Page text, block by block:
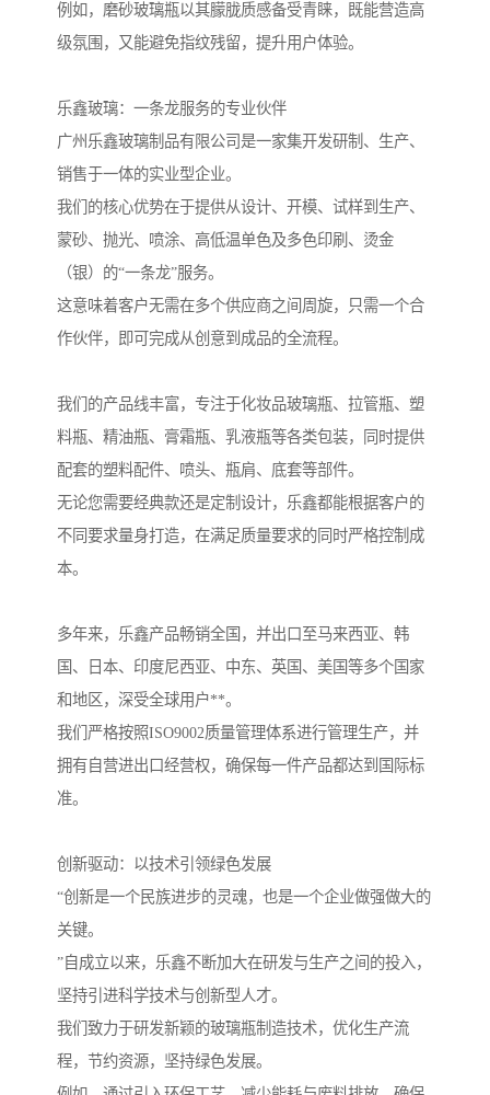
例如，磨砂玻璃瓶以其朦胧质感备受青睐，既能营造高
级氛围，又能避免指纹残留，提升用户体验。
乐鑫玻璃：一条龙服务的专业伙伴
广州乐鑫玻璃制品有限公司是一家集开发研制、生产、
销售于一体的实业型企业。
我们的核心优势在于提供从设计、开模、试样到生产、
蒙砂、抛光、喷涂、高低温单色及多色印刷、烫金
（银）的“一条龙”服务。
这意味着客户无需在多个供应商之间周旋，只需一个合
作伙伴，即可完成从创意到成品的全流程。
我们的产品线丰富，专注于化妆品玻璃瓶、拉管瓶、塑
料瓶、精油瓶、膏霜瓶、乳液瓶等各类包装，同时提供
配套的塑料配件、喷头、瓶肩、底套等部件。
无论您需要经典款还是定制设计，乐鑫都能根据客户的
不同要求量身打造，在满足质量要求的同时严格控制成
本。
多年来，乐鑫产品畅销全国，并出口至马来西亚、韩
国、日本、印度尼西亚、中东、英国、美国等多个国家
和地区，深受全球用户**。
我们严格按照ISO9002质量管理体系进行管理生产，并
拥有自营进出口经营权，确保每一件产品都达到国际标
准。
创新驱动：以技术引领绿色发展
“创新是一个民族进步的灵魂，也是一个企业做强做大的
关键。
”自成立以来，乐鑫不断加大在研发与生产之间的投入，
坚持引进科学技术与创新型人才。
我们致力于研发新颖的玻璃瓶制造技术，优化生产流
程，节约资源，坚持绿色发展。